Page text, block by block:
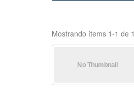
Mostrando ítems 1-1 de 1